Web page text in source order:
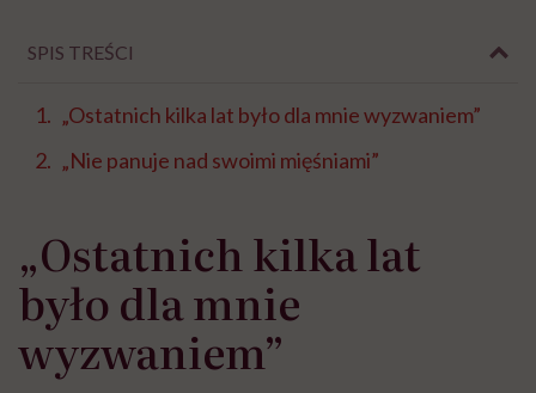
SPIS TREŚCI
„Ostatnich kilka lat było dla mnie wyzwaniem”
„Nie panuje nad swoimi mięśniami”
„Ostatnich kilka lat
było dla mnie
wyzwaniem”